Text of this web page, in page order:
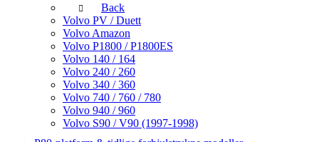
Back
Volvo PV / Duett
Volvo Amazon
Volvo P1800 / P1800ES
Volvo 140 / 164
Volvo 240 / 260
Volvo 340 / 360
Volvo 740 / 760 / 780
Volvo 940 / 960
Volvo S90 / V90 (1997-1998)